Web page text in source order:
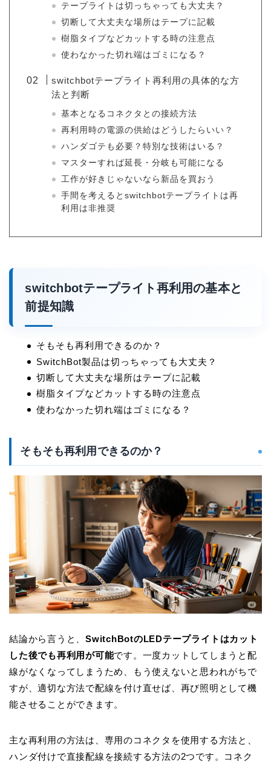
テープライトは切っちゃっても大丈夫？
切断して大丈夫な場所はテープに記載
樹脂タイプなどカットする時の注意点
使わなかった切れ端はゴミになる？
switchbotテープライト再利用の具体的な方
法と判断
基本となるコネクタとの接続方法
再利用時の電源の供給はどうしたらいい？
ハンダゴテも必要？特別な技術はいる？
マスターすれば延長・分岐も可能になる
工作が好きじゃないなら新品を買おう
手間を考えるとswitchbotテープライトは再
利用は非推奨
switchbotテープライト再利用の基本と
前提知識
そもそも再利用できるのか？
SwitchBot製品は切っちゃっても大丈夫？
切断して大丈夫な場所はテープに記載
樹脂タイプなどカットする時の注意点
使わなかった切れ端はゴミになる？
そもそも再利用できるのか？
結論から言うと、SwitchBotのLEDテープライトはカット
した後でも再利用が可能です。一度カットしてしまうと配
線がなくなってしまうため、もう使えないと思われがちで
すが、適切な方法で配線を付け直せば、再び照明として機
能させることができます。
主な再利用の方法は、専用のコネクタを使用する方法と、
ハンダ付けで直接配線を接続する方法の2つです。コネク